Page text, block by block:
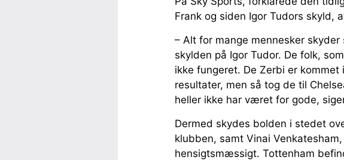
Frank og siden Igor Tudors skyld,
– Alt for mange mennesker
skylden på Igor Tudor. De folk,
ikke fungeret. De Zerbi er
resultater, men så tog de til
heller ikke har været for gode,
Dermed skydes bolden i stedet
klubben, samt Vinai
hensigtsmæssigt. Tottenham